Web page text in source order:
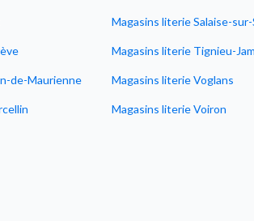
de-Maurienne
Magasins literie Salaise-
Magasins literie Tignieu-
Magasins literie Voglans
Magasins literie Voiron